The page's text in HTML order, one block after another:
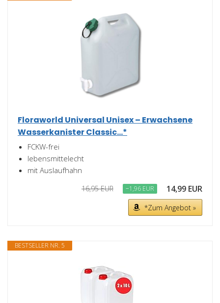
Floraworld Universal Unisex – Erwachsene
Wasserkanister Classic...*
FCKW-frei
lebensmittelecht
mit Auslaufhahn
16,95 EUR −1,96 EUR 14,99 EUR
*Zum Angebot »
BESTSELLER NR. 5